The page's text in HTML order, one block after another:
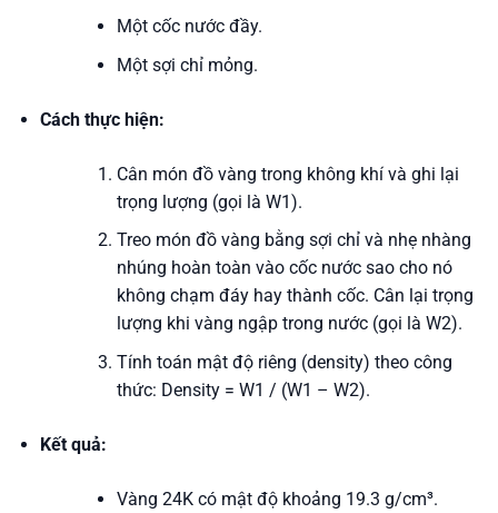
Một cốc nước đầy.
Một sợi chỉ mỏng.
Cách thực hiện:
Cân món đồ vàng trong không khí và ghi lại
trọng lượng (gọi là W1).
Treo món đồ vàng bằng sợi chỉ và nhẹ nhàng
nhúng hoàn toàn vào cốc nước sao cho nó
không chạm đáy hay thành cốc. Cân lại trọng
lượng khi vàng ngập trong nước (gọi là W2).
Tính toán mật độ riêng (density) theo công
thức: Density = W1 / (W1 – W2).
Kết quả:
Vàng 24K có mật độ khoảng 19.3 g/cm³.